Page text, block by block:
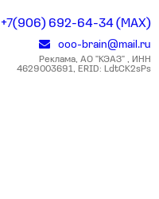
+7(906) 692-64-34 (MAX)
ooo-brain@mail.ru
Реклама, АО "КЭАЗ" , ИНН
4629003691, ERID: LdtCK2sPs